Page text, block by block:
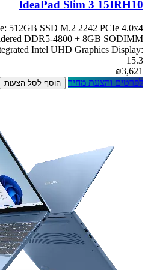
IdeaPad Slim 3 15IRH10
512GB SSD M.2 2242 PCIe 4.0x4
DDR5-4800 + 8GB SODIMM
Intel UHD Graphics Display:
15.3
₪3,621
לפרטים והצעת מחיר
הוסף לסל הצעות